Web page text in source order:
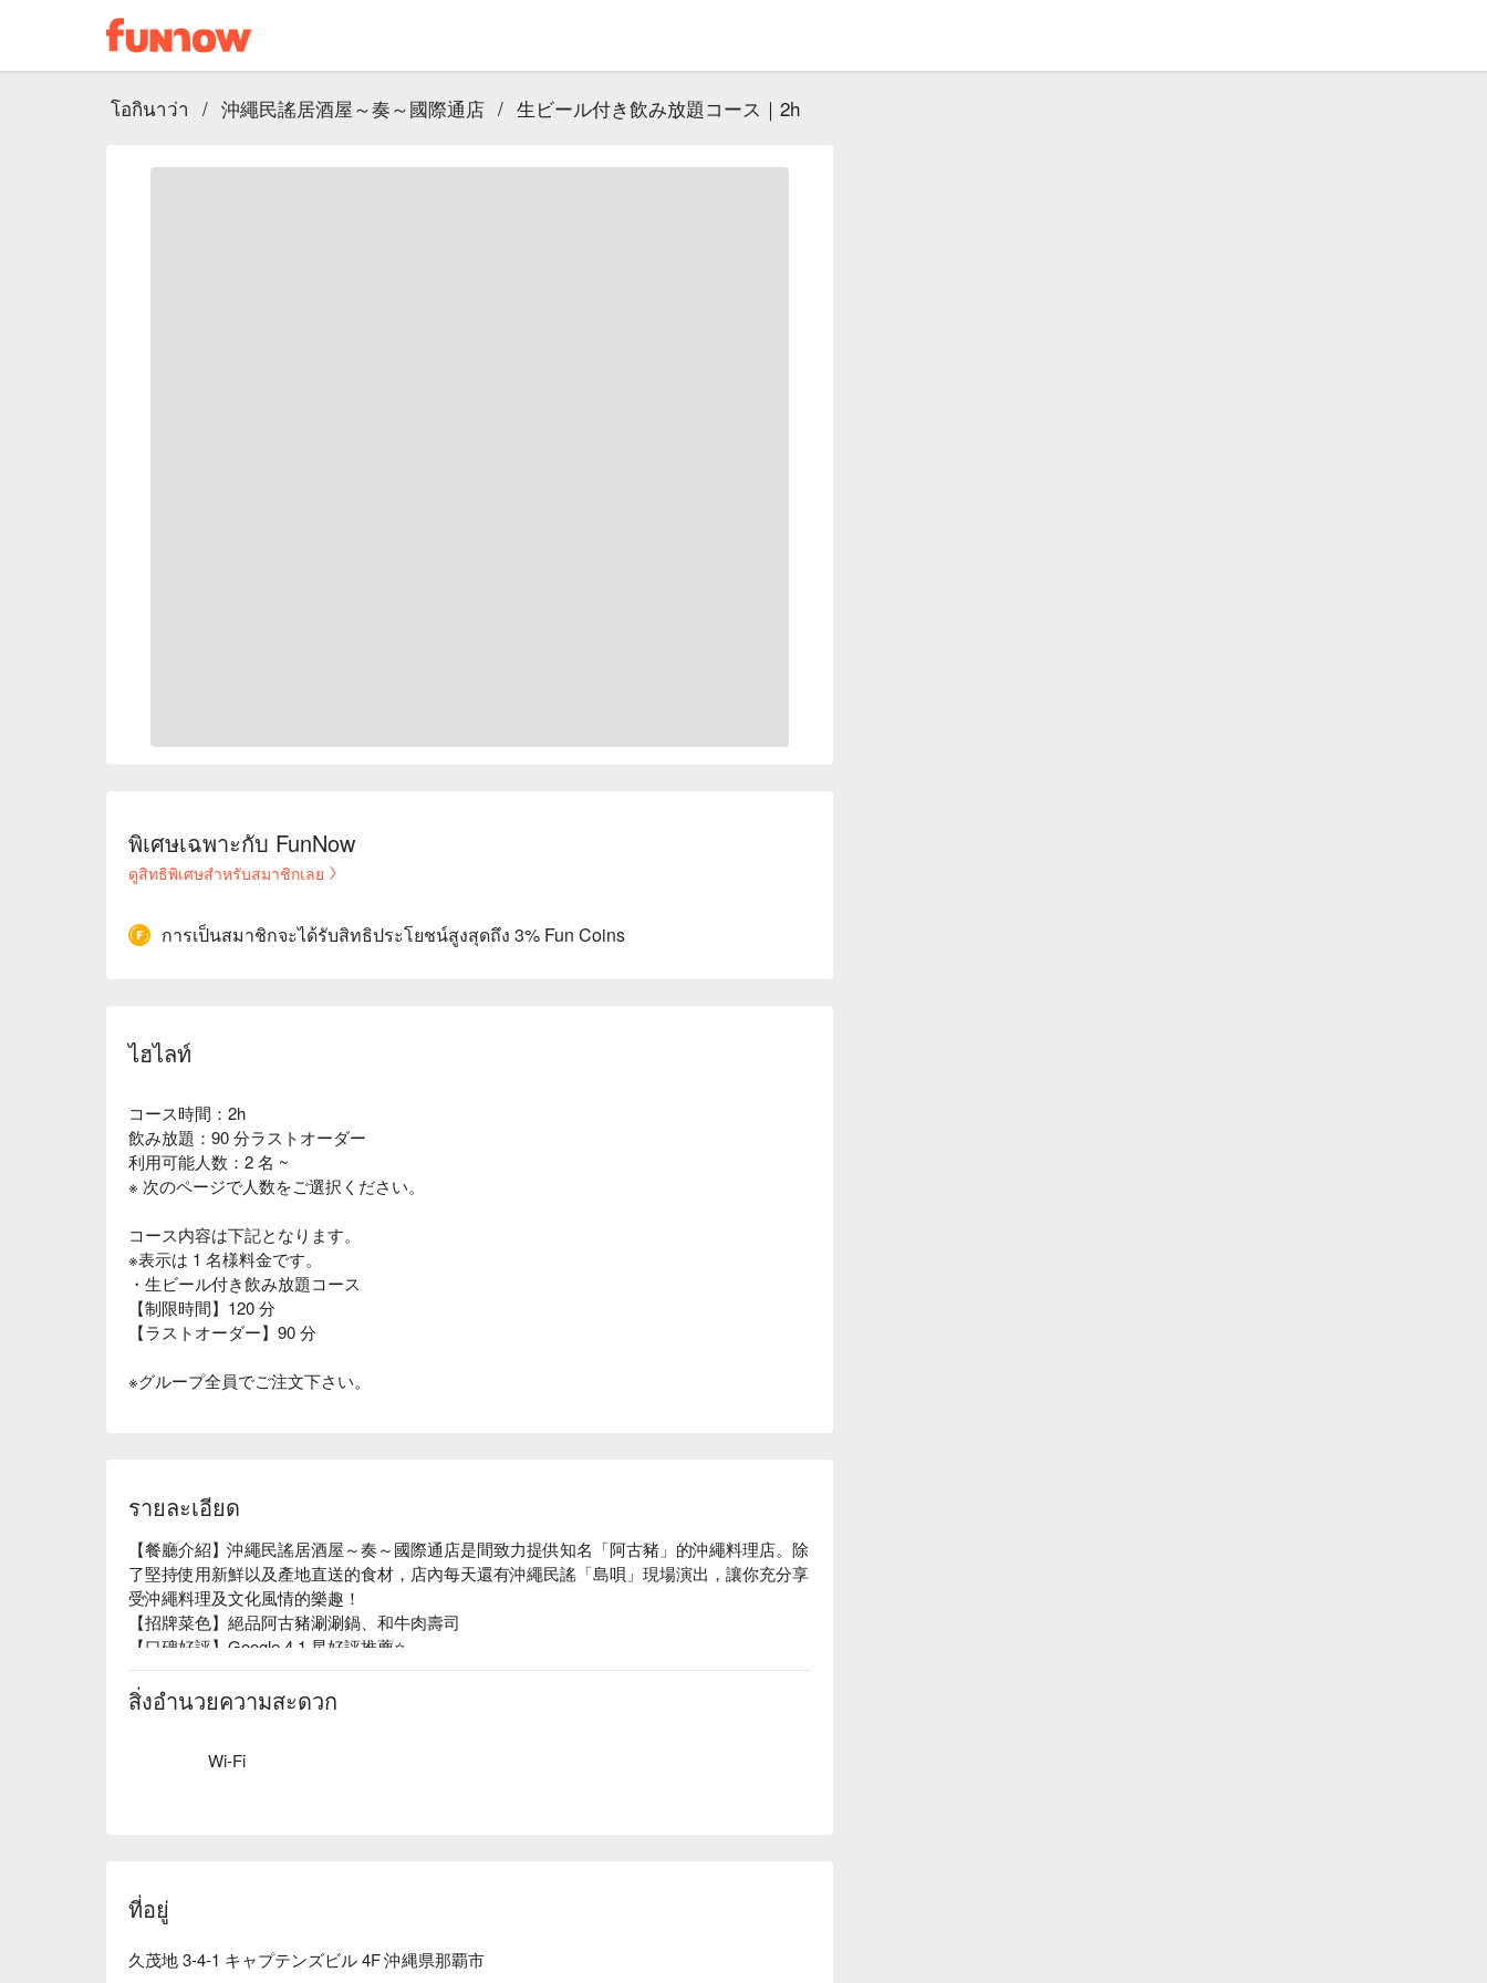
โอกินาว่า / 沖繩民謠居酒屋～奏～國際通店 / 生ビール付き飲み放題コース｜2h
พิเศษเฉพาะกับ FunNow
ดูสิทธิพิเศษสำหรับสมาชิกเลย
การเป็นสมาชิกจะได้รับสิทธิประโยชน์สูงสุดถึง 3% Fun Coins
ไฮไลท์
コース時間：2h
飲み放題：90 分ラストオーダー
利用可能人数：2 名 ~
※ 次のページで人数をご選択ください。
コース内容は下記となります。
※表示は 1 名様料金です。
・生ビール付き飲み放題コース
【制限時間】120 分
【ラストオーダー】90 分
※グループ全員でご注文下さい。
รายละเอียด
【餐廳介紹】沖繩民謠居酒屋～奏～國際通店是間致力提供知名「阿古豬」的沖繩料理店。除
了堅持使用新鮮以及產地直送的食材，店內每天還有沖繩民謠「島唄」現場演出，讓你充分享
受沖繩料理及文化風情的樂趣！
【招牌菜色】絕品阿古豬涮涮鍋、和牛肉壽司
【口碑好評】Google 4.1 星好評推薦⭐️
【更多推薦】位置近國際通，適合在逛街後前來品嚐沖繩風情。以大片木板鋪製而成的大長
桌，營造時髦且充滿個性的用餐空間。不論是多人聚會、公司聚餐，或是在沖繩旅遊途中的用
สิ่งอำนวยความสะดวก
Wi-Fi
ที่อยู่
久茂地 3-4-1 キャプテンズビル 4F 沖縄県那覇市